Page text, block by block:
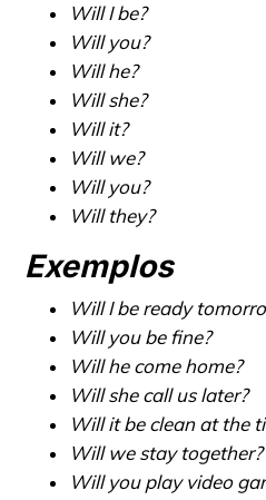
Will I be?
Will you?
Will he?
Will she?
Will it?
Will we?
Will you?
Will they?
Exemplos
Will I be ready
Will you be fine?
Will he come home?
Will she call us later?
Will it be clean at the
Will we stay together?
Will you play video